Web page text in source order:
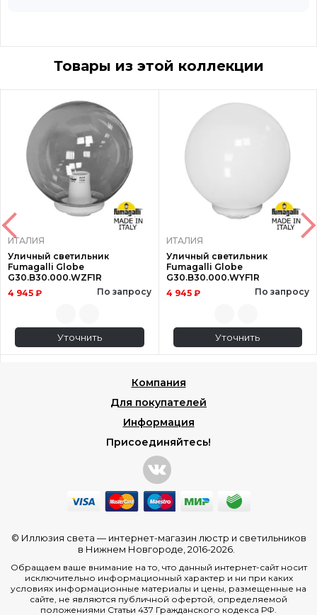
Товары из этой коллекции
ИТАЛИЯ
Уличный светильник
Fumagalli Globe
G30.B30.000.WZF1R
4 945 ₽
По запросу
Уточнить
ИТАЛИЯ
Уличный светильник
Fumagalli Globe
G30.B30.000.WYF1R
4 945 ₽
По запросу
Уточнить
Компания
Для покупателей
Информация
Присоединяйтесь!
© Иллюзия света — интернет-магазин люстр и светильников
в Нижнем Новгороде , 2016-2026.
Обращаем ваше внимание на то, что данный интернет-сайт носит
исключительно информационный характер и ни при каких
условиях информационные материалы и цены, размещенные на
сайте, не являются публичной офертой, определяемой
положениями Статьи 437 Гражданского кодекса РФ.